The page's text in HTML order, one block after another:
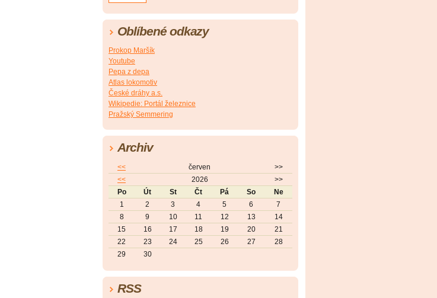
Oblíbené odkazy
Prokop Maršík
Youtube
Pepa z depa
Atlas lokomotiv
České dráhy a.s.
Wikipedie: Portál železnice
Pražský Semmering
Archiv
<< červen
>>
<<
2026
>>
Po
Út St Čt Pá So
Ne
1
2 3 4 5 6
7
8
9 10 11 12 13
14
15
16 17 18 19 20
21
22
23 24 25 26 27
28
29
30
RSS